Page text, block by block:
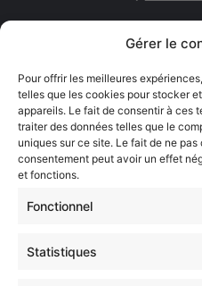
Gérer le
Pour offrir les meilleures
telles que les cookies pour stocker
appareils. Le fait de consentir à ces
traiter des données telles que le
uniques sur ce site. Le fait de ne
consentement peut avoir un effet
et fonctions.
Fonctionnel
Statistiques
Régie publicitaire web
Réseaux sociaux
Facebook Metz